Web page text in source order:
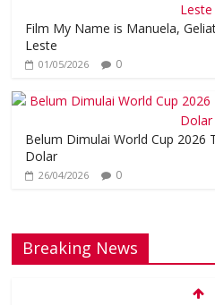
Film My Name is Manuela,
Leste
01/05/2026 0
Belum Dimulai World Cup 2026
Dolar
26/04/2026 0
Breaking News